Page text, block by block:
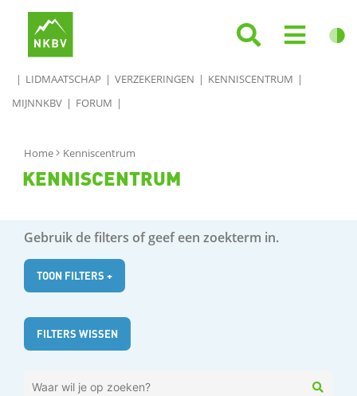
LIDMAATSCHAP VERZEKERINGEN
KENNISCENTRUM
MIJNNKBV
FORUM
Home Kenniscentrum
KENNISCENTRUM
Gebruik de filters of geef een zoekterm in.
TOON FILTERS +
FILTERS WISSEN